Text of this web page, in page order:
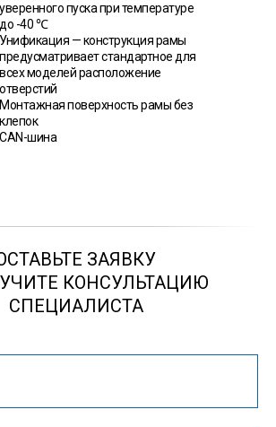
уверенного пуска при температуре
до -40 ℃
Унификация — конструкция рамы
предусматривает стандартное для
всех моделей расположение
отверстий
Монтажная поверхность рамы без
клепок
CAN-шина
ЗАЯВКУ
КОНСУЛЬТАЦИЮ
СПЕЦИАЛИСТА